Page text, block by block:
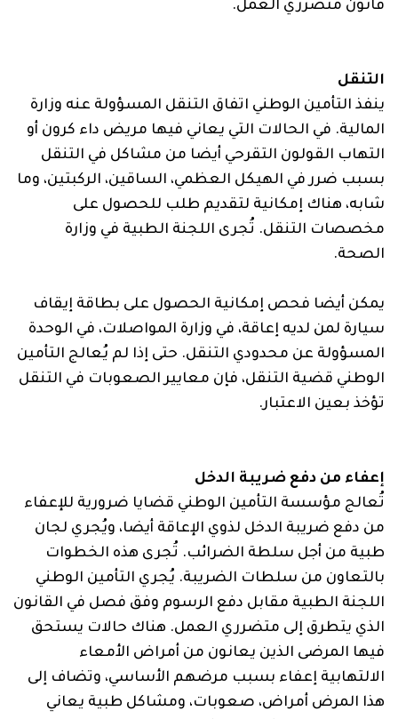
قانون متضرري العمل.
التنقل
ينفذ التأمين الوطني اتفاق التنقل المسؤولة عنه وزارة
المالية. في الحالات التي يعاني فيها مريض داء كرون أو
التهاب القولون التقرحي أيضا من مشاكل في التنقل
بسبب ضرر في الهيكل العظمي، الساقين، الركبتين، وما
شابه، هناك إمكانية لتقديم طلب للحصول على
مخصصات التنقل. تُجرى اللجنة الطبية في وزارة
الصحة.
يمكن أيضا فحص إمكانية الحصول على بطاقة إيقاف
سيارة لمن لديه إعاقة، في وزارة المواصلات، في الوحدة
المسؤولة عن محدودي التنقل. حتى إذا لم يُعالج التأمين
الوطني قضية التنقل، فإن معايير الصعوبات في التنقل
تؤخذ بعين الاعتبار.
إعفاء من دفع ضريبة الدخل
تُعالج مؤسسة التأمين الوطني قضايا ضرورية للإعفاء
من دفع ضريبة الدخل لذوي الإعاقة أيضا، ويُجري لجان
طبية من أجل سلطة الضرائب. تُجرى هذه الخطوات
بالتعاون من سلطات الضريبة. يُجري التأمين الوطني
اللجنة الطبية مقابل دفع الرسوم وفق فصل في القانون
الذي يتطرق إلى متضرري العمل. هناك حالات يستحق
فيها المرضى الذين يعانون من أمراض الأمعاء
الالتهابية إعفاء بسبب مرضهم الأساسي، وتضاف إلى
هذا المرض أمراض، صعوبات، ومشاكل طبية يعاني